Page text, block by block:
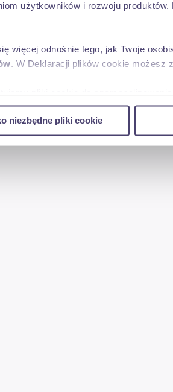
użytkowników i rozwoju
więcej odnośnie tego, jak Twoje
. W Deklaracji plików cookie możesz
Informacje o tym, jak
i analitycznym. Partnerzy mogą
podczas korzystania z ich usług.
niezbędne pliki cookie